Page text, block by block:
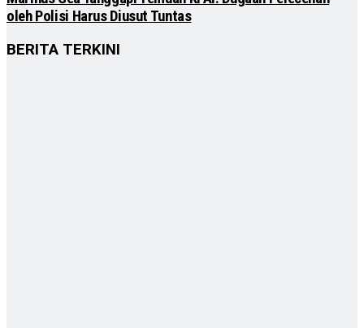
oleh Polisi Harus Diusut Tuntas
BERITA TERKINI